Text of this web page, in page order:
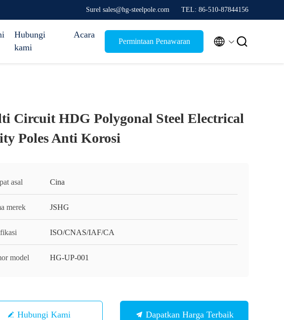
Surel sales@hg-steelpole.com TEL: 86-510-87844156
Hubungi
kami
Acara
Permintaan Penawaran  
Circuit HDG Polygonal Steel Electrical
Poles Anti Korosi
asal Cina
merek JSHG
ISO/CNAS/IAF/CA
model HG-UP-001
Hubungi Kami Dapatkan Harga Terbaik